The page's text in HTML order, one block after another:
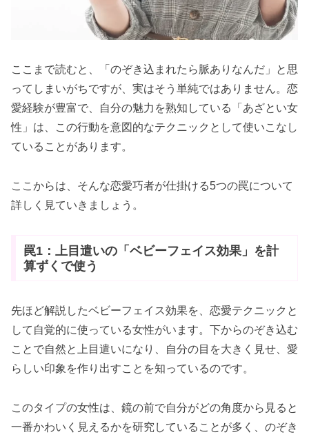
ここまで読むと、「のぞき込まれたら脈ありなんだ」と思
ってしまいがちですが、実はそう単純ではありません。恋
愛経験が豊富で、自分の魅力を熟知している「あざとい女
性」は、この行動を意図的なテクニックとして使いこなし
ていることがあります。
ここからは、そんな恋愛巧者が仕掛ける5つの罠について
詳しく見ていきましょう。
罠1：上目遣いの「ベビーフェイス効果」を計
算ずくで使う
先ほど解説したベビーフェイス効果を、恋愛テクニックと
して自覚的に使っている女性がいます。下からのぞき込む
ことで自然と上目遣いになり、自分の目を大きく見せ、愛
らしい印象を作り出すことを知っているのです。
このタイプの女性は、鏡の前で自分がどの角度から見ると
一番かわいく見えるかを研究していることが多く、のぞき